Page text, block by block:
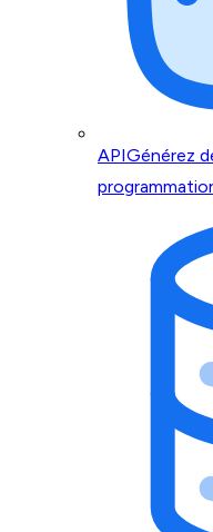
APIGénérez